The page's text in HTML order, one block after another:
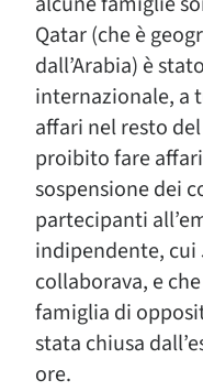
Qatar (che è
dall’Arabia) è
internazionale, a
affari nel resto
proibito fare
sospensione dei
partecipanti
indipendente, cui
collaborava, e
famiglia di
stata chiusa
ore.